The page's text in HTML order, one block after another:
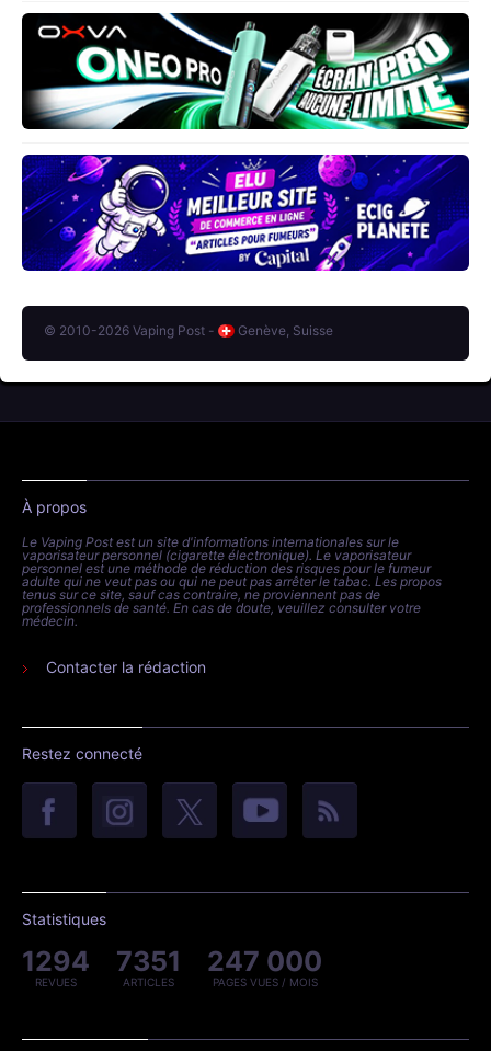
© 2010-2026 Vaping Post - Genève, Suisse
À propos
Le Vaping Post est un site d'informations internationales sur le
vaporisateur personnel (cigarette électronique). Le vaporisateur
personnel est une méthode de réduction des risques pour le fumeur
adulte qui ne veut pas ou qui ne peut pas arrêter le tabac. Les propos
tenus sur ce site, sauf cas contraire, ne proviennent pas de
professionnels de santé. En cas de doute, veuillez consulter votre
médecin.
Contacter la rédaction
Restez connecté
Statistiques
1294
REVUES
7351
ARTICLES
247 000
PAGES VUES / MOIS